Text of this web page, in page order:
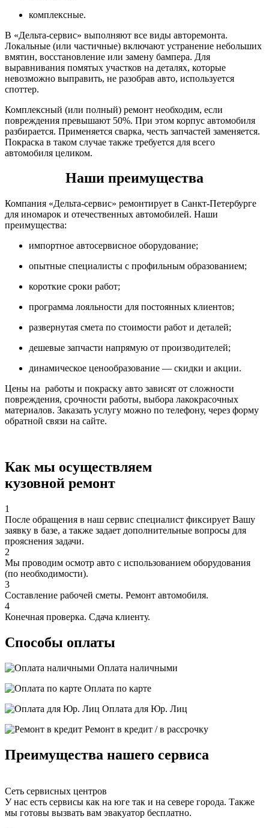
комплексные.
В «Дельта-сервис» выполняют все виды авторемонта.
Локальные (или частичные) включают устранение небольших
вмятин, восстановление или замену бампера. Для
выравнивания помятых участков на деталях, которые
невозможно выправить, не разобрав авто, используется
споттер.
Комплексный (или полный) ремонт необходим, если
повреждения превышают 50%. При этом корпус автомобиля
разбирается. Применяется сварка, честь запчастей заменяется.
Покраска в таком случае также требуется для всего
автомобиля целиком.
Наши преимущества
Компания «Дельта-сервис» ремонтирует в Санкт-Петербурге
для иномарок и отечественных автомобилей. Наши
преимущества:
импортное автосервисное оборудование;
опытные специалисты с профильным образованием;
короткие сроки работ;
программа лояльности для постоянных клиентов;
развернутая смета по стоимости работ и деталей;
дешевые запчасти напрямую от производителей;
динамическое ценообразование — скидки и акции.
Цены на работы и покраску авто зависят от сложности
повреждения, срочности работы, выбора лакокрасочных
материалов. Заказать услугу можно по телефону, через форму
обратной связи на сайте.
Как мы осуществляем
кузовной ремонт
1
После обращения в наш сервис специалист фиксирует Вашу
заявку в базе, а также задает дополнительные вопросы для
прояснения задачи.
2
Мы проводим осмотр авто с использованием оборудования
(по необходимости).
3
Составление рабочей сметы. Ремонт автомобиля.
4
Конечная проверка. Сдача клиенту.
Способы оплаты
Оплата наличными
Оплата по карте
Оплата для Юр. Лиц
Ремонт в кредит / в рассрочку
Преимущества нашего сервиса
Сеть сервисных центров
У нас есть сервисы как на юге так и на севере города. Также
мы готовы вызвать вам эвакуатор бесплатно.